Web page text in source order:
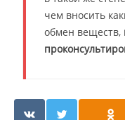
чем вносить
обмен веществ,